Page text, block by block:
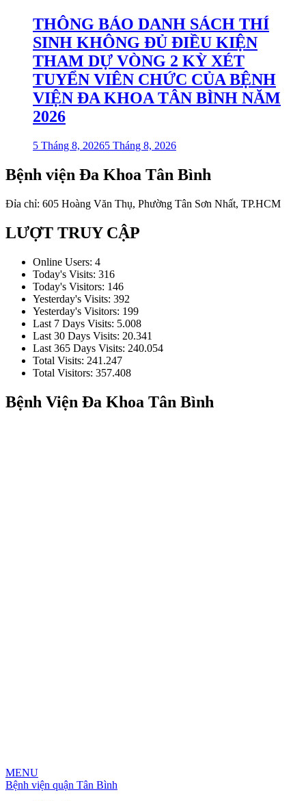
THÔNG BÁO DANH SÁCH THÍ
SINH KHÔNG ĐỦ ĐIỀU KIỆN
THAM DỰ VÒNG 2 KỲ XÉT
TUYỂN VIÊN CHỨC CỦA BỆNH
VIỆN ĐA KHOA TÂN BÌNH NĂM
2026
5 Tháng 8, 20265 Tháng 8, 2026
Bệnh viện Đa Khoa Tân Bình
Đỉa chỉ: 605 Hoàng Văn Thụ, Phường Tân Sơn Nhất, TP.HCM
LƯỢT TRUY CẬP
Online Users: 4
Today's Visits: 316
Today's Visitors: 146
Yesterday's Visits: 392
Yesterday's Visitors: 199
Last 7 Days Visits: 5.008
Last 30 Days Visits: 20.341
Last 365 Days Visits: 240.054
Total Visits: 241.247
Total Visitors: 357.408
Bệnh Viện Đa Khoa Tân Bình
MENU
Bệnh viện quận Tân Bình